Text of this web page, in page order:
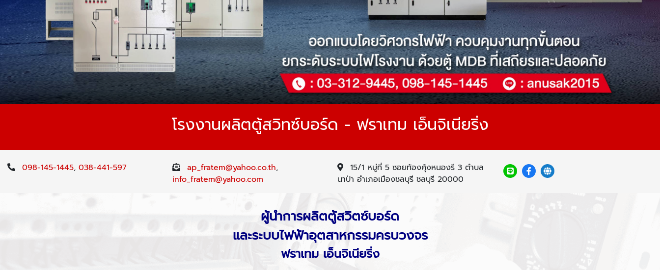
โรงงานผลิตตู้สวิทซ์บอร์ด - ฟราเทม เอ็นจิเนียริ่ง
098-145-1445, 038-441-597 ap_fratem@yahoo.co.th,
info_fratem@yahoo.com
15/1 หมู่ที่ 5 ซอยท้องคุ้งหนองรี 3 ตำบล
นาป่า อำเภอเมืองชลบุรี ชลบุรี 20000
ผู้นำการผลิตตู้สวิตซ์บอร์ด
และระบบไฟฟ้าอุตสาหกรรมครบวงจร
ฟราเทม เอ็นจิเนียริ่ง